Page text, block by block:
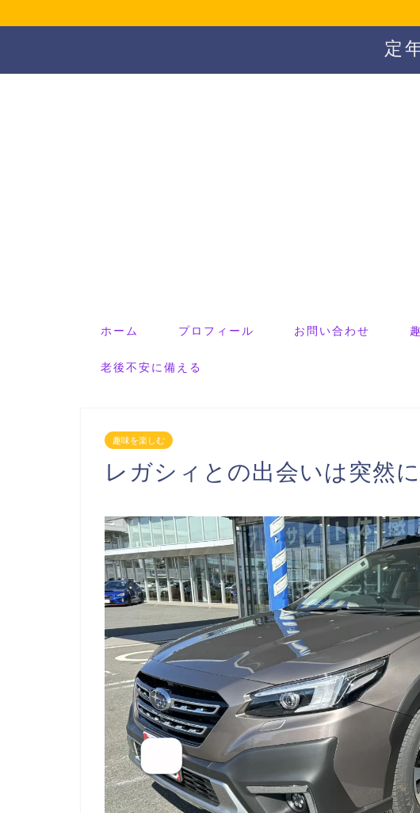
定
ホーム プロフィール お問い合わせ
老後不安に備える
趣味を楽しむ
レガシィとの出会いは突然